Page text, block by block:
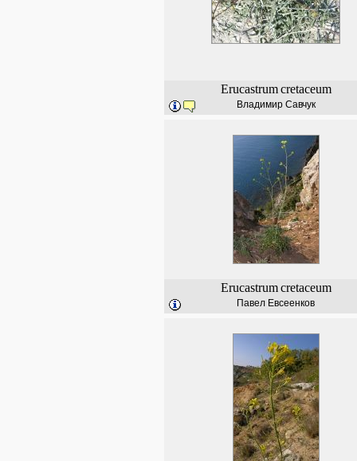
Erucastrum cretaceum
Владимир Савчук
Erucastrum cretaceum
Павел Евсеенков